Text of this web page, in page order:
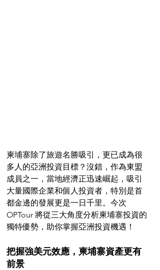
柬埔寨除了旅遊名勝吸引，更已成為很
多人的亞洲投資目標？沒錯，作為東盟
成員之一，當地經濟正迅速崛起，吸引
大量國際企業和個人投資者，特別是首
都金邊的發展更是一日千里。今次
OPTour 將從三大角度分析柬埔寨投資的
獨特優勢，助你掌握亞洲投資機遇！
把握強美元效應，柬埔寨資產更有
前景